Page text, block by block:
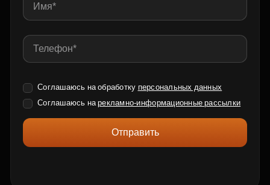
Соглашаюсь на обработку персональных данных
Соглашаюсь нарекламно-информационные рассылки
Отправить